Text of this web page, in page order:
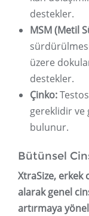
destekler.
MSM (Metil
üzere
destekler.
Çinko:
gereklidir ve
bulunur.
Bütünsel
XtraSize, erkek
alarak genel
artırmaya